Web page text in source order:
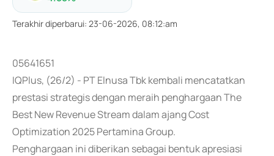
Terakhir diperbarui: 23-06-2026, 08:12:am
05641651
IQPlus, (26/2) - PT Elnusa Tbk kembali mencatatkan
prestasi strategis dengan meraih penghargaan The
Best New Revenue Stream dalam ajang Cost
Optimization 2025 Pertamina Group.
Penghargaan ini diberikan sebagai bentuk apresiasi